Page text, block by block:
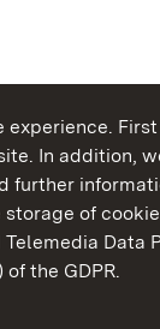
In addition,
further
storage of
Telemedia
the GDPR.